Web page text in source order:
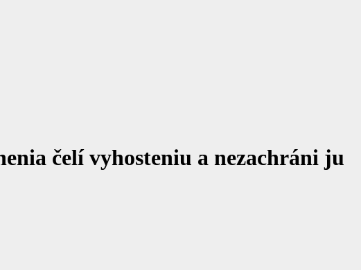
čelí vyhosteniu a nezachráni ju